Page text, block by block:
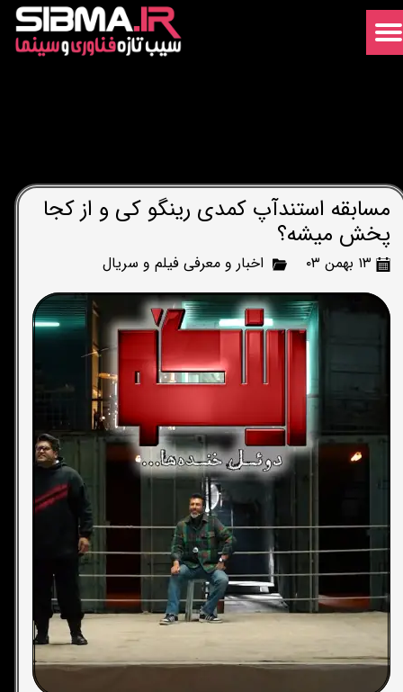
مسابقه استندآپ کمدی رینگو کی و از کجا
پخش میشه؟
۱۳ بهمن ۰۳ اخبار و معرفی فیلم و سریال